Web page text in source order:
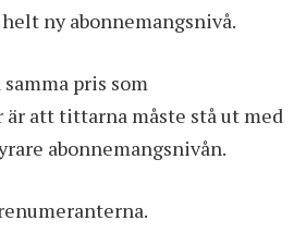
ny abonnemangsnivå.
pris som
att tittarna måste stå ut med
abonnemangsnivån.